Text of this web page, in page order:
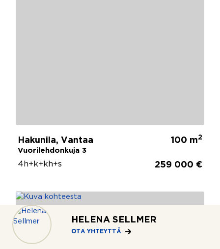
HELENA SELLMER
OTA YHTEYTTÄ
Hakunila, Vantaa
Vuorilehdonkuja 3
100 m2
4h+k+kh+s 259 000 €